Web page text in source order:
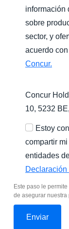
información
sobre
sector, y
acuerdo
Concur.
Concur
10, 5232 BE,
Estoy
compartir
entidades
Este paso le
de asegurar nuestra